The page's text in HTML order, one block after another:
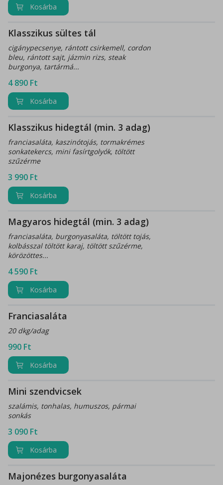
Kosárba
Klasszikus sültes tál
cigánypecsenye, rántott csirkemell, cordon
bleu, rántott sajt, jázmin rizs, steak
burgonya, tartármá...
4 890 Ft
Kosárba
Klasszikus hidegtál (min. 3 adag)
franciasaláta, kaszinótojás, tormakrémes
sonkatekercs, mini fasírtgolyók, töltött
szűzérme
3 990 Ft
Kosárba
Magyaros hidegtál (min. 3 adag)
franciasaláta, burgonyasaláta, töltött tojás,
kolbásszal töltött karaj, töltött szűzérme,
körözöttes...
4 590 Ft
Kosárba
Franciasaláta
20 dkg/adag
990 Ft
Kosárba
Mini szendvicsek
szalámis, tonhalas, humuszos, pármai
sonkás
3 090 Ft
Kosárba
Majonézes burgonyasaláta